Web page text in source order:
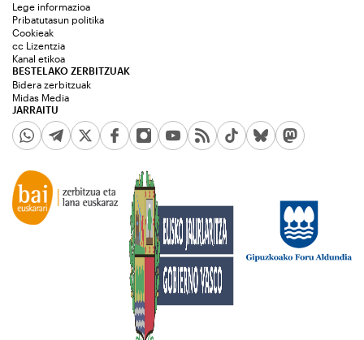
JARRAITU
Lege informazioa
Pribatutasun politika
Cookieak
cc Lizentzia
Kanal etikoa
BESTELAKO ZERBITZUAK
Bidera zerbitzuak
Midas Media